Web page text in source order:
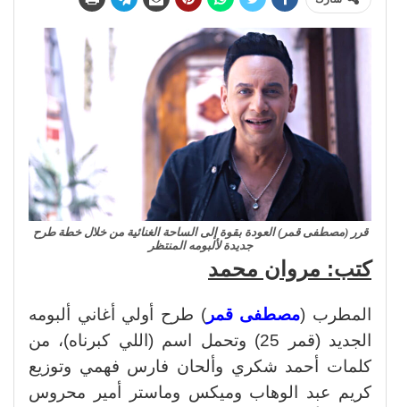
قرر (مصطفى قمر) العودة بقوة إلى الساحة الغنائية من خلال خطة طرح
جديدة لألبومه المنتظر
كتب: مروان محمد
المطرب (مصطفى قمر) طرح أولي أغاني ألبومه
الجديد (قمر 25) وتحمل اسم (اللي كبرناه)، من
كلمات أحمد شكري وألحان فارس فهمي وتوزيع
كريم عبد الوهاب وميكس وماستر أمير محروس